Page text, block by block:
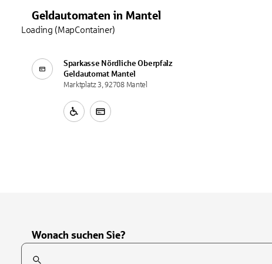
Geldautomaten in Mantel
Sparkasse Nördliche Oberpfalz
Geldautomat Mantel
Marktplatz 3, 92708 Mantel
Loading (MapContainer)
Wonach suchen Sie?
Suchfeld